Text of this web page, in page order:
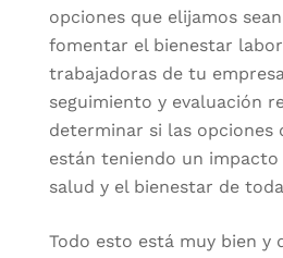
opciones que elijamos
fomentar el bienestar
trabajadoras de tu
seguimiento y evaluación
determinar si las opciones
están teniendo un
salud y el bienestar de
Todo esto está muy bien y